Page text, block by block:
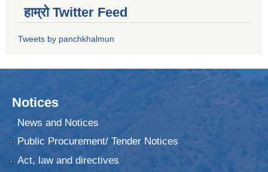
हाम्रो Twitter Feed
Tweets by panchkhalmun
Notices
News and Notices
Public Procurement/ Tender Notices
Act, law and directives